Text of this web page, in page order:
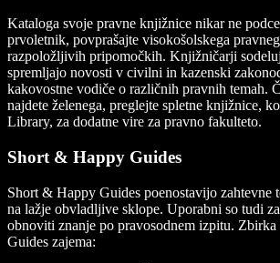
Kataloga svoje pravne knjižnice nikar ne
prvoletnik, povprašajte visokošolskega
razpoložljivih pripomočkih. Knjižničarji
spremljajo novosti v civilni in kazenski
kakovostne vodiče o različnih pravnih temah.
najdete želenega, preglejte spletne knjižnice,
Library, za dodatne vire za pravno fakulteto.
Short & Happy Guides
Short & Happy Guides poenostavijo zahtevne
na lažje obvladljive sklope. Uporabni so tudi
obnoviti znanje po pravosodnem izpitu. Zbirka
Guides zajema: